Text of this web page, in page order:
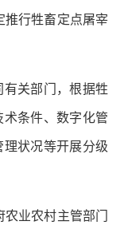
行牲畜定点屠宰
关部门，根据牲
条件、数字化管
状况等开展分级
业农村主管部门